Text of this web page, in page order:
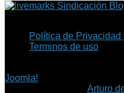
Sindicación
Política de Privacidad
Terminos de uso
Joomla!
©Arturo